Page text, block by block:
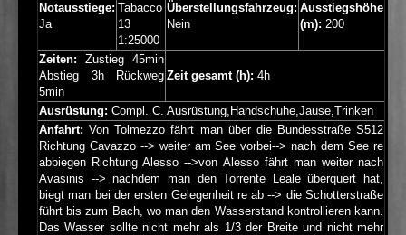
Notausstiege:
Ja
Tabacco
13
1:25000
Überstellungsfahrzeug:
Nein
Ausstiegshöhe
(m): 200
Zeiten: Zustieg 45min
Abstieg 3h Rückweg
5min
Zeit gesamt (h): 4h
Ausrüstung: Compl. C. Ausrüstung,Handschuhe,Jause,Trinken
Anfahrt:Von Tolmezzo fährt man über die Bundesstraße S512
Richtung Cavazzo --> weiter am See vorbei--> nach dem See re
abbiegen Richtung Alesso -->von Alesso fährt man weiter nach
Avasinis --> nachdem man den Torrente Leale überquert hat,
biegt man bei der ersten Gelegenheit re ab --> die Schotterstraße
führt bis zum Bach, wo man den Wasserstand kontrollieren kann.
Das Wasser sollte nicht mehr als 1/3 der Breite und nicht mehr